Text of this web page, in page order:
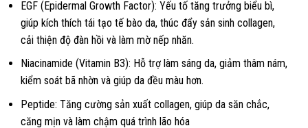
EGF (Epidermal Growth Factor): Yếu tố tăng trưởng biểu bì,
giúp kích thích tái tạo tế bào da, thúc đẩy sản sinh collagen,
cải thiện độ đàn hồi và làm mờ nếp nhăn.
Niacinamide (Vitamin B3): Hỗ trợ làm sáng da, giảm thâm nám,
kiểm soát bã nhờn và giúp da đều màu hơn.
Peptide: Tăng cường sản xuất collagen, giúp da săn chắc,
căng mịn và làm chậm quá trình lão hóa